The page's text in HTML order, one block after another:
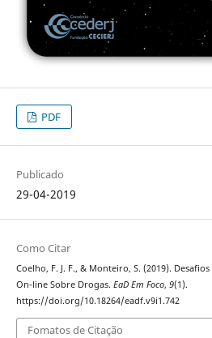
PDF
Publicado
29-04-2019
Como Citar
Coelho, F. J. F., & Monteiro, S. (2019).
On-line Sobre Drogas. EaD Em Foco, 9(1).
https://doi.org/10.18264/eadf.v9i1.742
Fomatos de Citação